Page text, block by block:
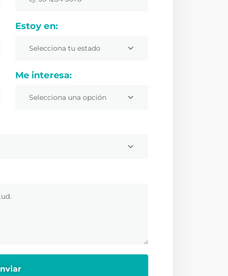
Estoy en:
Selecciona tu estado
Me interesa:
Selecciona una opción